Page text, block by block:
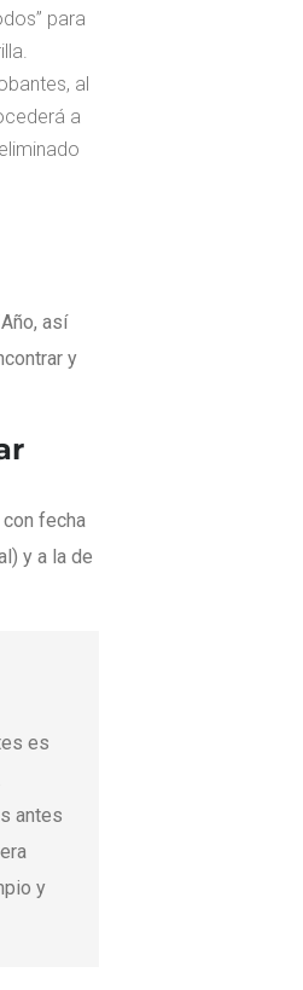
para
al
a
así
y
fecha
y a la de
es
antes
y